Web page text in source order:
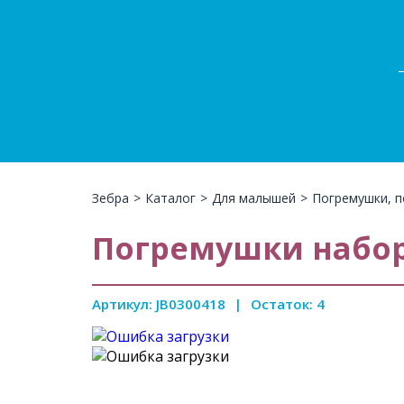
Зебра > Каталог > Для малышей > Погремушки,
Погремушки
Артикул: JB0300418 | Остаток: 4